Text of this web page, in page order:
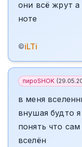
они всё жрут
ноте
©iLTi
пироSHOK (
в меня
внушая будто
понять что
вселён